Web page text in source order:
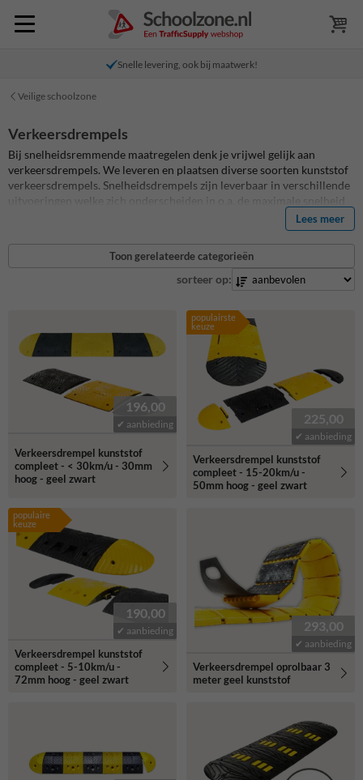
Snelle levering, ook bij maatwerk!
Veilige schoolzone
Verkeersdrempels
Bij snelheidsremmende maatregelen denk je vrijwel gelijk aan
verkeersdrempels. We leveren en plaatsen diverse soorten kunststof
verkeersdrempels. Snelheidsdrempels zijn leverbaar in verschillende
uitvoeringen welke zich onderscheiden in o.a. de maximale snelheid
waarmee er over de snelheidsdrempel gereden kan worden.
Verkeersdrempels zijn er in kunststof, maar ook in 100% gerecycled
rubber. Verkeersdrempels zijn de ideale snelheidsremmers voor
eigen terreinen, parkeerterreinen of parkeergarages. Zie je door de
drempels het bos niet meer? Bekijk onze artikel Top 5 veel gestelde
Lees meer
Toon gerelateerde categorieën
sorteer op:
196,00
✔ aanbieding
Verkeersdrempel kunststof
compleet - < 30km/u - 30mm
hoog - geel zwart
populairste
keuze
225,00
✔ aanbieding
Verkeersdrempel kunststof
compleet - 15-20km/u -
50mm hoog - geel zwart
populaire
keuze
190,00
✔ aanbieding
Verkeersdrempel kunststof
compleet - 5-10km/u -
72mm hoog - geel zwart
293,00
✔ aanbieding
Verkeersdrempel oprolbaar 3
meter geel kunststof